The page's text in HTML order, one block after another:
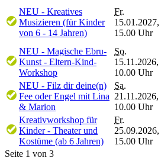
NEU - Kreatives
Musizieren (für Kinder
von 6 - 14 Jahren)
Fr.
15.01.2027,
15.00 Uhr
NEU - Magische Ebru-
Kunst - Eltern-Kind-
Workshop
So.
15.11.2026,
10.00 Uhr
NEU - Filz dir deine(n)
Fee oder Engel mit Lina
& Marion
Sa.
21.11.2026,
10.00 Uhr
Kreativworkshop für
Kinder - Theater und
Kostüme (ab 6 Jahren)
Fr.
25.09.2026,
15.00 Uhr
Seite 1 von 3